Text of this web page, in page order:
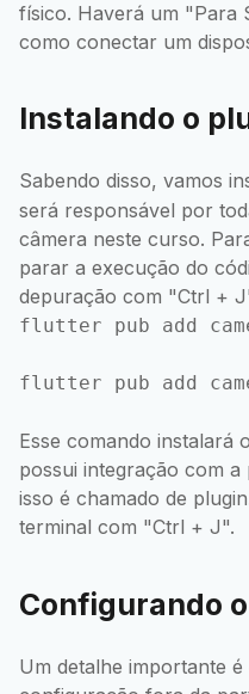
físico. Haverá um "Para
como conectar um
Instalando o
Sabendo disso, vamos
será responsável por
câmera neste curso.
parar a execução do
depuração com "Ctrl +
flutter pub add
Esse comando instalará
possui integração com
isso é chamado de
terminal com "Ctrl + J".
Configurando
Um detalhe importante